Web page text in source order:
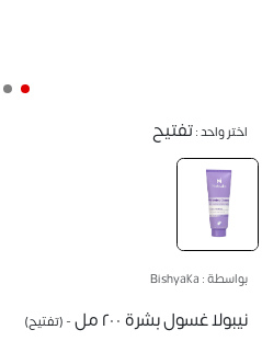
اختر واحد :تفتيح
بواسطة : Bishyaka
نيبولا غسول بشرة ٢٠٠ مل - (تفتيح)